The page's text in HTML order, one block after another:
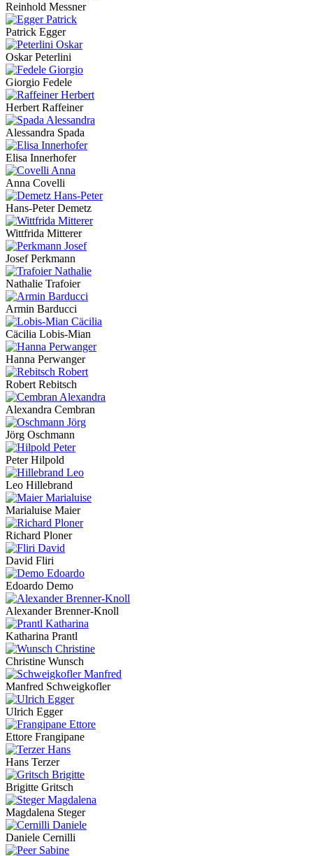
Reinhold Messner
Patrick Egger
Oskar Peterlini
Giorgio Fedele
Herbert Raffeiner
Alessandra Spada
Elisa Innerhofer
Anna Covelli
Hans-Peter Demetz
Wittfrida Mitterer
Josef Perkmann
Nathalie Trafoier
Armin Barducci
Cäcilia Lobis-Mian
Hanna Perwanger
Robert Rebitsch
Alexandra Cembran
Jörg Oschmann
Peter Hilpold
Leo Hillebrand
Marialuise Maier
Richard Ploner
David Fliri
Edoardo Demo
Alexander Brenner-Knoll
Katharina Prantl
Christine Wunsch
Manfred Schweigkofler
Ulrich Egger
Ettore Frangipane
Hans Terzer
Brigitte Gritsch
Magdalena Steger
Daniele Cernilli